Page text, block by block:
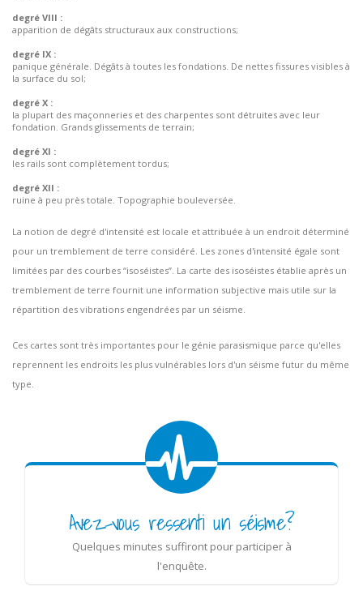
degré VIII :
apparition de dégâts structuraux aux constructions;
degré IX :
panique générale. Dégâts à toutes les fondations. De nettes fissures visibles à
la surface du sol;
degré X :
la plupart des maçonneries et des charpentes sont détruites avec leur
fondation. Grands glissements de terrain;
degré XI :
les rails sont complètement tordus;
degré XII :
ruine à peu près totale. Topographie bouleversée.
La notion de degré d'intensité est locale et attribuée à un endroit déterminé
pour un tremblement de terre considéré. Les zones d'intensité égale sont
limitées par des courbes “isoséistes”. La carte des isoséistes établie après un
tremblement de terre fournit une information subjective mais utile sur la
répartition des vibrations engendrées par un séisme.
Ces cartes sont très importantes pour le génie parasismique parce qu'elles
reprennent les endroits les plus vulnérables lors d'un séisme futur du même
type.
Avez-vous ressenti un séisme?
Quelques minutes suffiront pour participer à
l'enquête.